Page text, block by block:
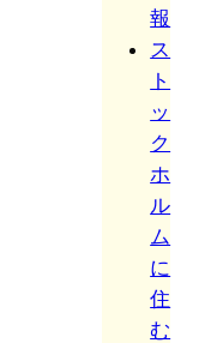
報
ス
ト
ッ
ク
ホ
ル
ム
に
住
む